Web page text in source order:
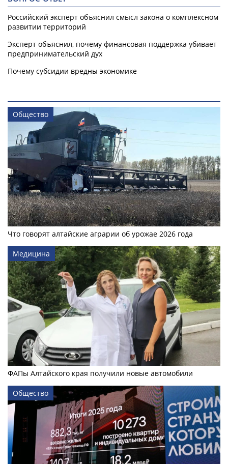
Российский эксперт объяснил смысл закона о комплексном
развитии территорий
Эксперт объяснил, почему финансовая поддержка убивает
предпринимательский дух
Почему субсидии вредны экономике
Общество
Что говорят алтайские аграрии об урожае 2026 года
Медицина
ФАПы Алтайского края получили новые автомобили
Общество